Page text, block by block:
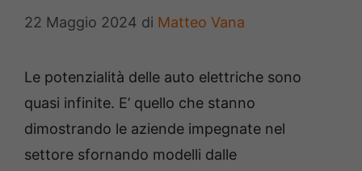
22 Maggio 2024 di Matteo Vana
Le potenzialità delle auto elettriche sono
quasi infinite. E’ quello che stanno
dimostrando le aziende impegnate nel
settore sfornando modelli dalle